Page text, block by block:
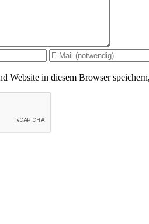
Website in diesem Browser